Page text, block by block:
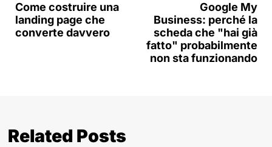
Come costruire una
landing page che
converte davvero
Google My
Business: perché la
scheda che "hai già
fatto" probabilmente
non sta funzionando
Related Posts